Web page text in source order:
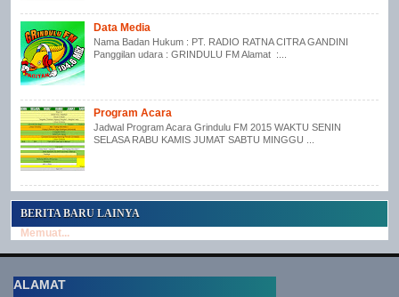
Data Media
Nama Badan Hukum : PT. RADIO RATNA CITRA GANDINI
Panggilan udara : GRINDULU FM Alamat :...
Program Acara
Jadwal Program Acara Grindulu FM 2015 WAKTU SENIN
SELASA RABU KAMIS JUMAT SABTU MINGGU ...
BERITA BARU LAINYA
Memuat...
ALAMAT